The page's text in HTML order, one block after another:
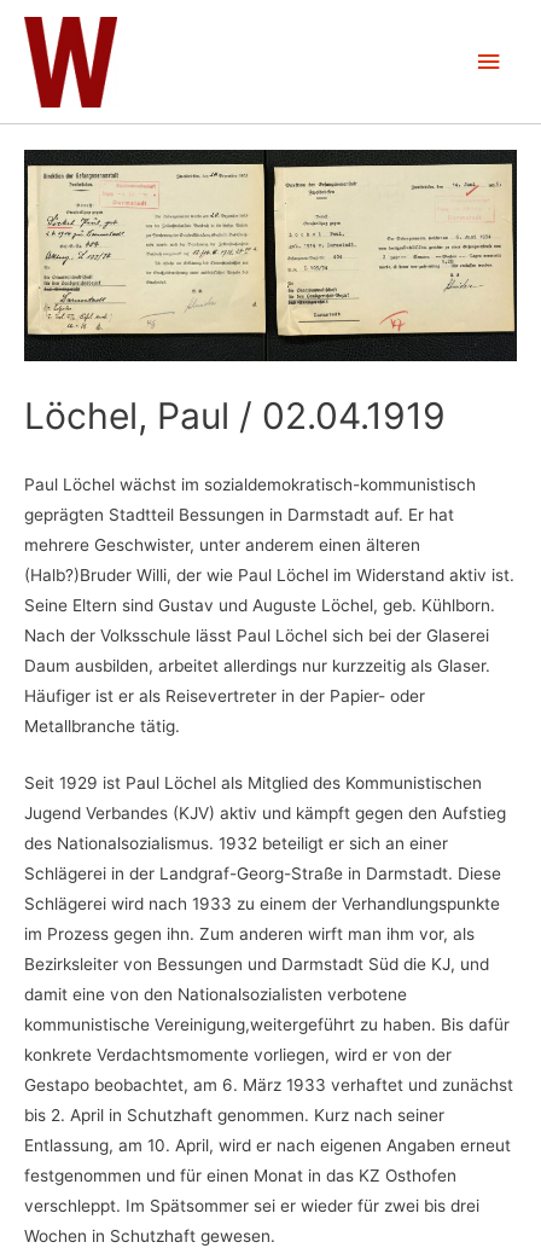
Zum
Inhalt
springen
Löchel, Paul / 02.04.1919
Paul Löchel wächst im sozialdemokratisch-kommunistisch
geprägten Stadtteil Bessungen in Darmstadt auf. Er hat
mehrere Geschwister, unter anderem einen älteren
(Halb?)Bruder Willi, der wie Paul Löchel im Widerstand aktiv ist.
Seine Eltern sind Gustav und Auguste Löchel, geb. Kühlborn.
Nach der Volksschule lässt Paul Löchel sich bei der Glaserei
Daum ausbilden, arbeitet allerdings nur kurzzeitig als Glaser.
Häufiger ist er als Reisevertreter in der Papier- oder
Metallbranche tätig.
Seit 1929 ist Paul Löchel als Mitglied des Kommunistischen
Jugend Verbandes (KJV) aktiv und kämpft gegen den Aufstieg
des Nationalsozialismus. 1932 beteiligt er sich an einer
Schlägerei in der Landgraf-Georg-Straße in Darmstadt. Diese
Schlägerei wird nach 1933 zu einem der Verhandlungspunkte
im Prozess gegen ihn. Zum anderen wirft man ihm vor, als
Bezirksleiter von Bessungen und Darmstadt Süd die KJ, und
damit eine von den Nationalsozialisten verbotene
kommunistische Vereinigung,weitergeführt zu haben. Bis dafür
konkrete Verdachtsmomente vorliegen, wird er von der
Gestapo beobachtet, am 6. März 1933 verhaftet und zunächst
bis 2. April in Schutzhaft genommen. Kurz nach seiner
Entlassung, am 10. April, wird er nach eigenen Angaben erneut
festgenommen und für einen Monat in das KZ Osthofen
verschleppt. Im Spätsommer sei er wieder für zwei bis drei
Wochen in Schutzhaft gewesen.